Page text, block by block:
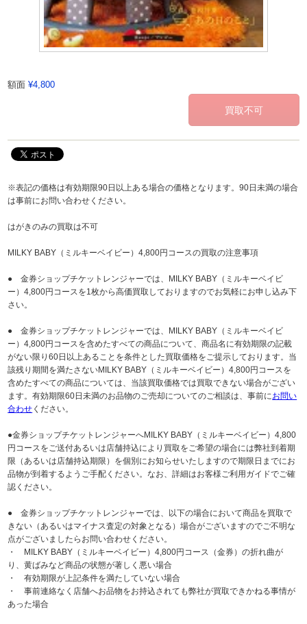
額面 ¥4,800
※表記の価格は有効期限90日以上ある場合の価格となります。90日未満の場合
は事前にお問い合わせください。
はがきのみの買取は不可
MILKY BABY（ミルキーベイビー）4,800円コースの買取の注意事項
● 金券ショップチケットレンジャーでは、MILKY BABY（ミルキーベイビ
ー）4,800円コースを1枚から高価買取しておりますのでお気軽にお申し込み下
さい。
● 金券ショップチケットレンジャーでは、MILKY BABY（ミルキーベイビ
ー）4,800円コースを含めたすべての商品について、商品名に有効期限の記載
がない限り60日以上あることを条件とした買取価格をご提示しております。当
該残り期間を満たさないMILKY BABY（ミルキーベイビー）4,800円コースを
含めたすべての商品については、当該買取価格では買取できない場合がござい
ます。有効期限60日未満のお品物のご売却についてのご相談は、事前にお問い
合わせ ください。
●金券ショップチケットレンジャーへMILKY BABY（ミルキーベイビー）4,800
円コースをご送付あるいは店舗持込により買取をご希望の場合には弊社到着期
限（あるいは店舗持込期限）を個別にお知らせいたしますので期限日までにお
品物が到着するようご手配ください。なお、詳細はお客様ご利用ガイドでご確
認ください。
● 金券ショップチケットレンジャーでは、以下の場合において商品を買取で
きない（あるいはマイナス査定の対象となる）場合がございますのでご不明な
点がございましたらお問い合わせください。
・ MILKY BABY（ミルキーベイビー）4,800円コース（金券）の折れ曲が
り、黄ばみなど商品の状態が著しく悪い場合
・ 有効期限が上記条件を満たしていない場合
・ 事前連絡なく店舗へお品物をお持込されても弊社が買取できかねる事情が
あった場合